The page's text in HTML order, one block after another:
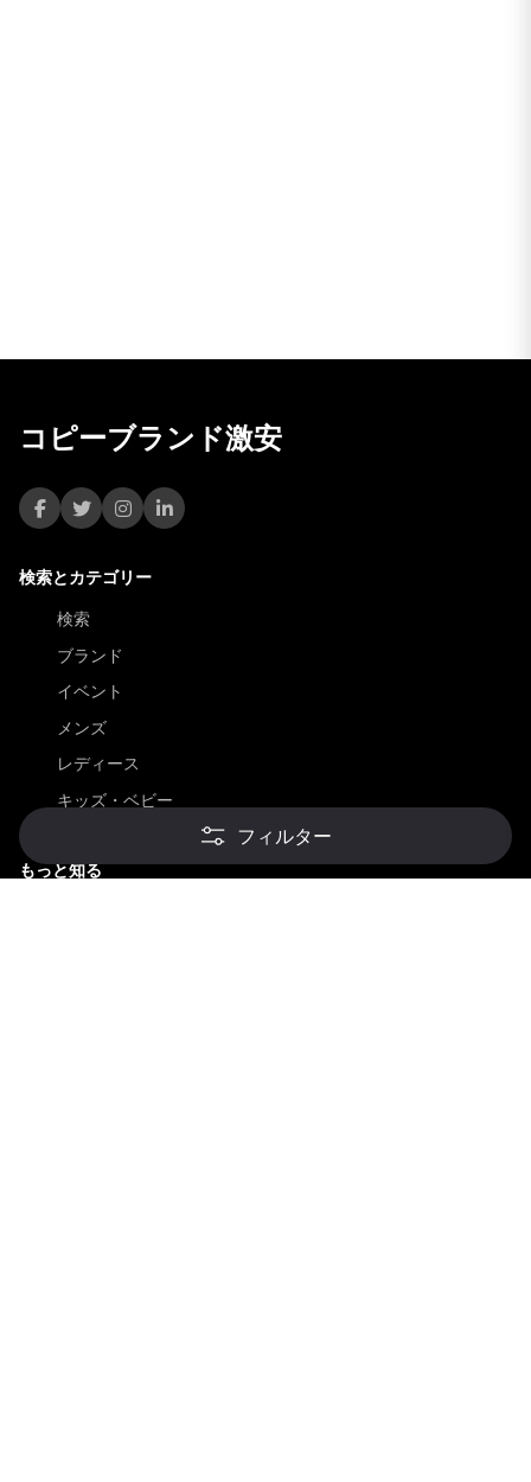
フィルター
コピーブランド激安
検索とカテゴリー
検索
ブランド
イベント
メンズ
レディース
キッズ・ベビー
もっと知る